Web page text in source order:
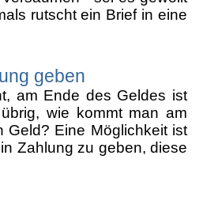
rutscht ein Brief in eine
geben
am Ende des Geldes ist
wie kommt man am
Geld? Eine Möglichkeit ist
Zahlung zu geben, diese